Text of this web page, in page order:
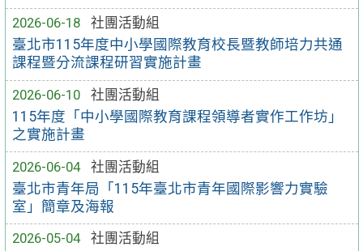
2026-06-18
社團活動組
臺北市115年度中小學國際教育校長暨教師培力共通
課程暨分流課程研習實施計畫
2026-06-10
社團活動組
115年度「中小學國際教育課程領導者實作工作坊」
之實施計畫
2026-06-04
社團活動組
臺北市青年局「115年臺北市青年國際影響力實驗
室」簡章及海報
2026-05-04
社團活動組